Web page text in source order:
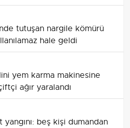
tutuşan nargile kömürü
hale geldi
yem karma makinesine
ağır yaralandı
beş kişi dumandan